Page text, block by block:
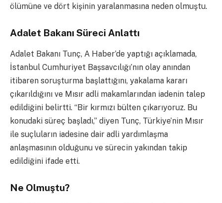
ölümüne ve dört kişinin yaralanmasına neden olmuştu.
Adalet Bakanı Süreci Anlattı
Adalet Bakanı Tunç, A Haber’de yaptığı açıklamada,
İstanbul Cumhuriyet Başsavcılığı’nın olay anından
itibaren soruşturma başlattığını, yakalama kararı
çıkarıldığını ve Mısır adli makamlarından iadenin talep
edildiğini belirtti. “Bir kırmızı bülten çıkarıyoruz. Bu
konudaki süreç başladı,” diyen Tunç, Türkiye’nin Mısır
ile suçluların iadesine dair adli yardımlaşma
anlaşmasının olduğunu ve sürecin yakından takip
edildiğini ifade etti.
Ne Olmuştu?